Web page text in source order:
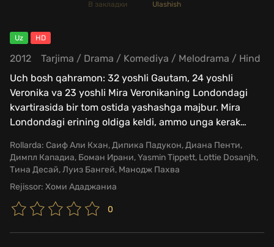
В закладки Ulashish
Uz HD
2012 Tarjima / Drama / Komediya / Melodrama / Hind
Uch bosh qahramon: 32 yoshli Gautam, 24 yoshli
Veronika va 23 yoshli Mira Veronikaning Londondagi
kvartirasida bir tom ostida yashashga majbur. Mira
Londondagi erining oldiga keldi, ammo unga kerak…
Rollarda: Саиф Али Кхан, Дипика Падукон, Диана Пенти,
Димпл Кападиа, Боман Ирани, Yasmin Tippett, Lottie Dosanjh,
Тина Десай, Луиз Бангей, Манодж Пахва
Rejissor: Хоми Ададжаниа
0